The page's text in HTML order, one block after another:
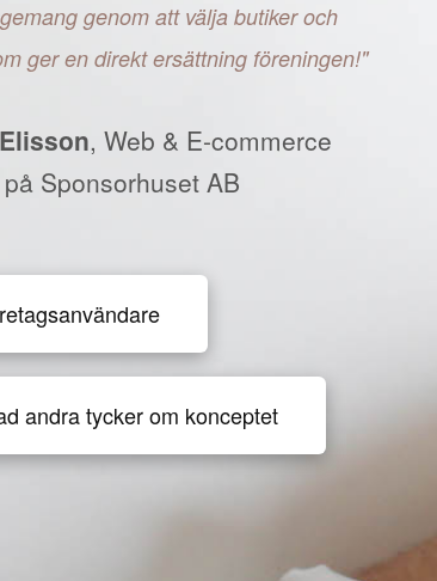
genom att välja butiker och
ger en direkt ersättning föreningen!"
, Web & E-commerce
Sponsorhuset AB
andra tycker om konceptet